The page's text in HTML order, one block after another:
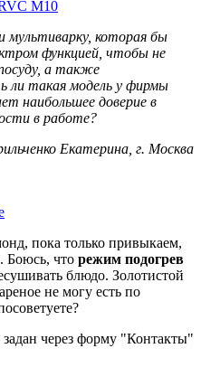
мультиварку, которая бы
функцией, чтобы не
а также
ли такая модель у фирмы
наибольшее доверие в
в работе?
Екатерина, г. Москва
пока только привыкаем,
Боюсь, что режим подогрев
блюдо. Золотистой
не могу есть по
через форму "Контакты"